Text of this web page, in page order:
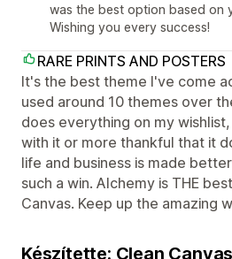
was the best option based on
Wishing you every success!
RARE PRINTS AND POSTERS
It's the best theme I've come
used around 10 themes over
does everything on my
with it or more thankful that it
life and business is made
such a win. Alchemy is THE
Canvas. Keep up the amazing
Készítette: Clean Canvas